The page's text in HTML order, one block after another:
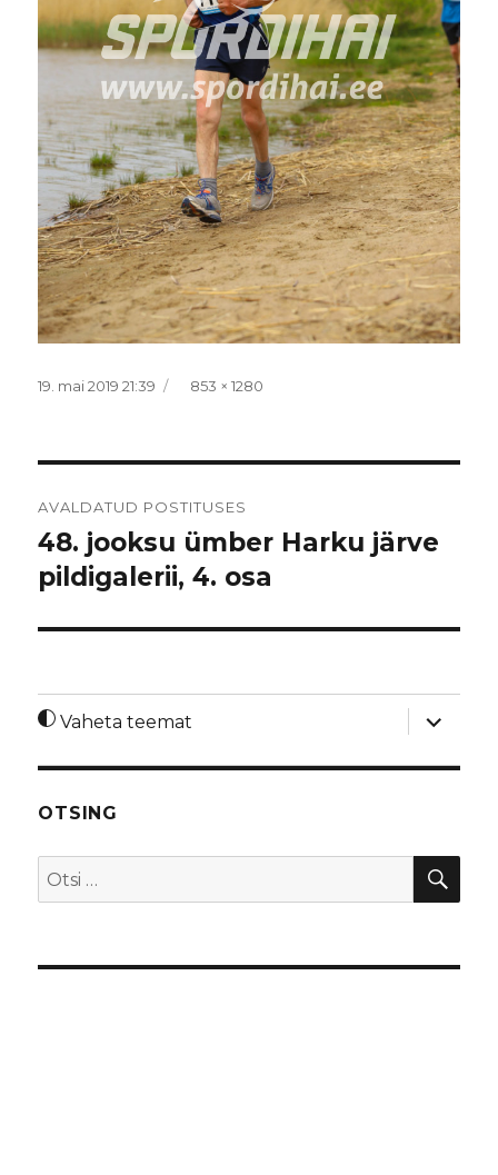
Postitatud
19. mai 2019 21:39 Täissuurus
853 × 1280
AVALDATUD POSTITUSES
48. jooksu ümber Harku järve
pildigalerii, 4. osa
Vaheta teemat
laienda
OTSING
Otsi: